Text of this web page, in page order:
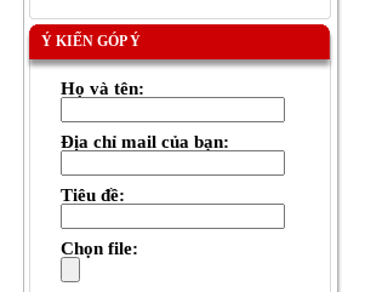
Ý KIẾN GÓP Ý
Họ và tên:
Địa chỉ mail của bạn:
Tiêu đề:
Chọn file: